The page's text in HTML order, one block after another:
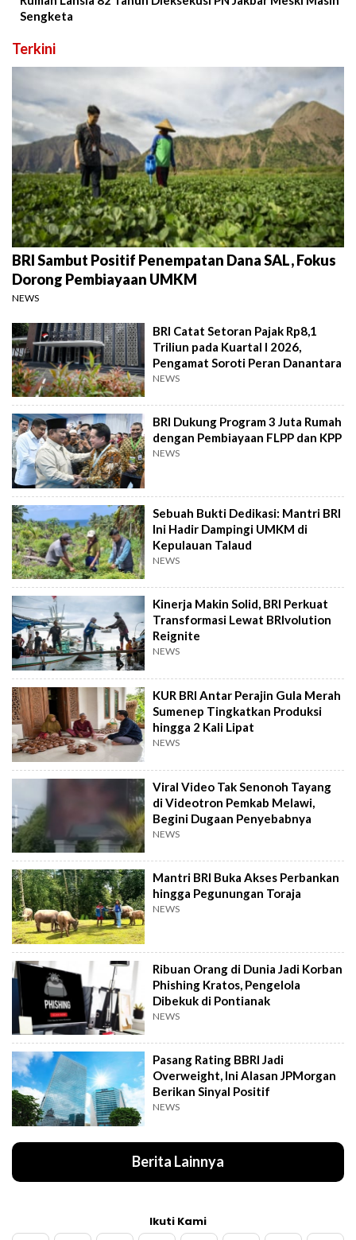
Sengketa
Terkini
BRI Sambut Positif Penempatan Dana SAL, Fokus
Dorong Pembiayaan UMKM
NEWS
BRI Catat Setoran Pajak Rp8,1
Triliun pada Kuartal I 2026,
Pengamat Soroti Peran Danantara
NEWS
BRI Dukung Program 3 Juta Rumah
dengan Pembiayaan FLPP dan KPP
NEWS
Sebuah Bukti Dedikasi: Mantri BRI
Ini Hadir Dampingi UMKM di
Kepulauan Talaud
NEWS
Kinerja Makin Solid, BRI Perkuat
Transformasi Lewat BRIvolution
Reignite
NEWS
KUR BRI Antar Perajin Gula Merah
Sumenep Tingkatkan Produksi
hingga 2 Kali Lipat
NEWS
Viral Video Tak Senonoh Tayang
di Videotron Pemkab Melawi,
Begini Dugaan Penyebabnya
NEWS
Mantri BRI Buka Akses Perbankan
hingga Pegunungan Toraja
NEWS
Ribuan Orang di Dunia Jadi Korban
Phishing Kratos, Pengelola
Dibekuk di Pontianak
NEWS
Pasang Rating BBRI Jadi
Overweight, Ini Alasan JPMorgan
Berikan Sinyal Positif
NEWS
Berita Lainnya
Ikuti Kami